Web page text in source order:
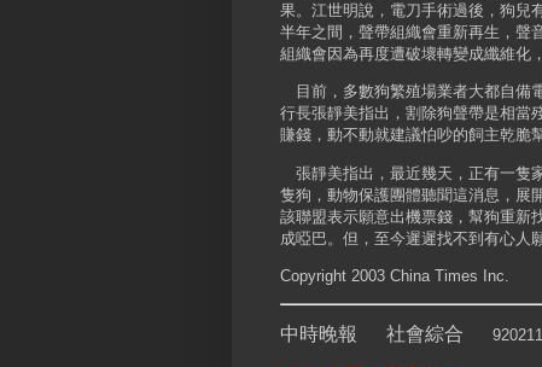
果。江世明說，電刀手術過後，狗兒
半年之間，聲帶組織會重新再生，聲
組織會因為再度遭破壞轉變成纖維化
目前，多數狗繁殖場業者大都自備
行長張靜美指出，割除狗聲帶是相當
賺錢，動不動就建議怕吵的飼主乾脆
張靜美指出，最近幾天，正有一隻
隻狗，動物保護團體聽聞這消息，展
該聯盟表示願意出機票錢，幫狗重新
成啞巴。但，至今遲遲找不到有心人
Copyright 2003 China Times Inc.
中時晚報 社會綜合 920211